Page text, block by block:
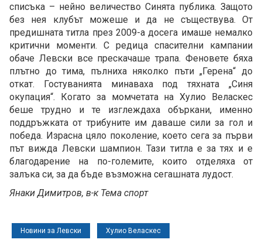
списъка – нейно величество Синята публика. Защото
без нея клубът можеше и да не съществува. От
предишната титла през 2009-а досега имаше немалко
критични моменти. С редица спасителни кампании
обаче Левски все прескачаше трапа. Феновете бяха
плътно до тима, пълниха няколко пъти „Герена“ до
откат. Гостуванията минаваха под тяхната „Синя
окупация“. Когато за момчетата на Хулио Веласкес
беше трудно и те изглеждаха объркани, именно
поддръжката от трибуните им даваше сили за гол и
победа. Израсна цяло поколение, което сега за първи
път вижда Левски шампион. Тази титла е за тях и е
благодарение на по-големите, които отделяха от
залъка си, за да бъде възможна сегашната лудост.
Янаки Димитров, в-к Тема спорт
Новини за Левски Хулио Веласкес